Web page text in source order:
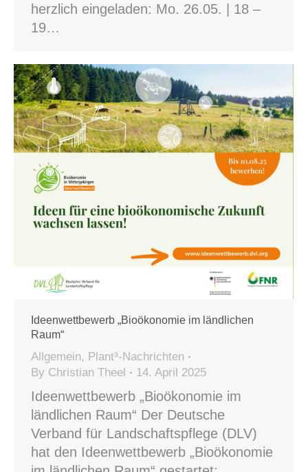
herzlich eingeladen: Mo. 26.05. | 18 –
19…
Ideenwettbewerb „Bioökonomie im ländlichen
Raum“
Allgemein, Plant³-Nachrichten
By Christian Theel 14. April 2025
Ideenwettbewerb „Bioökonomie im
ländlichen Raum“ Der Deutsche
Verband für Landschaftspflege (DLV)
hat den Ideenwettbewerb „Bioökonomie